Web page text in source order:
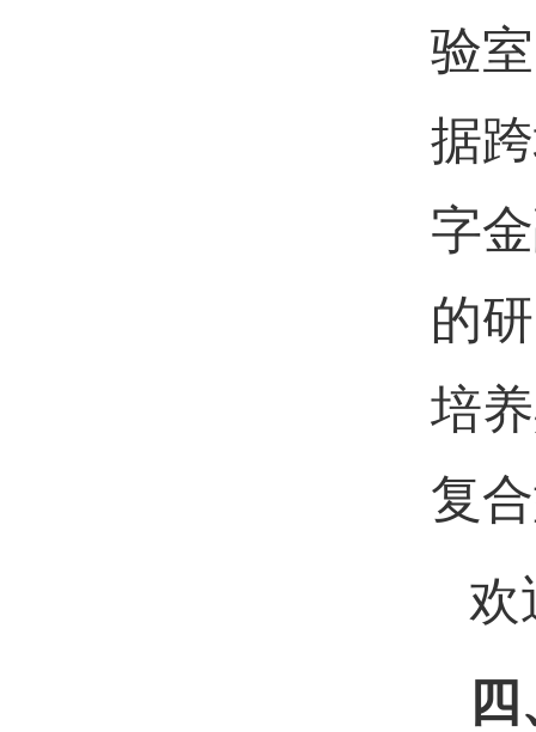
验
据
字
的
培
复
欢